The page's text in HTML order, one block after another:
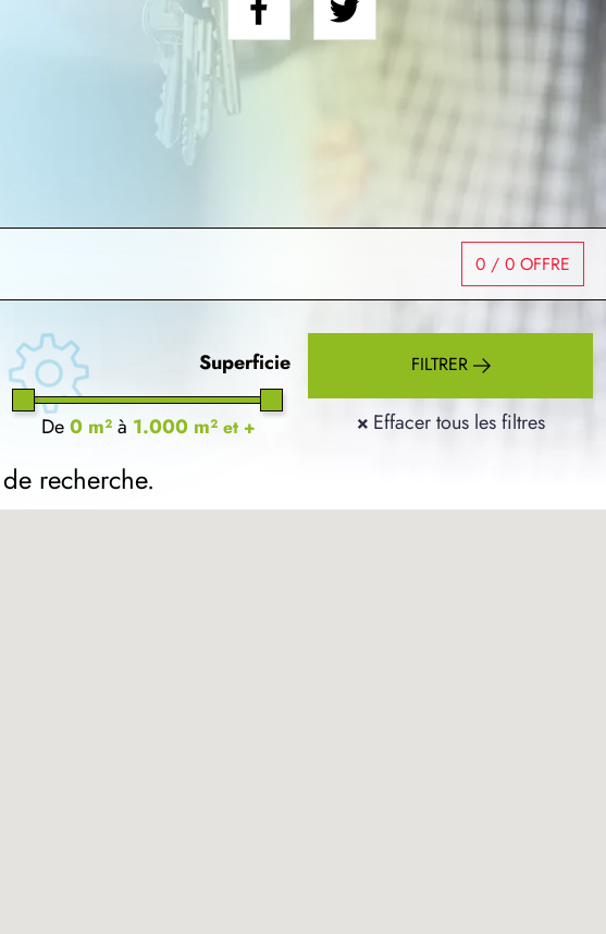
0 / 0 OFFRE
Superficie
De0 m²à 1.000 m² et +
FILTRER
× Effacer tous les filtres
recherche.